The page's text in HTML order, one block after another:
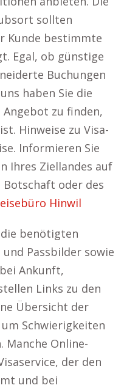
sollten
Kunde bestimmte
Egal, ob günstige
Buchungen
haben Sie die
Angebot zu finden,
Hinweise zu Visa-
Informieren Sie
Ihres Ziellandes auf
oder des
Hinwil
die benötigten
Passbilder sowie
Ankunft,
Links zu den
Übersicht der
Schwierigkeiten
Manche Online-
der den
und bei